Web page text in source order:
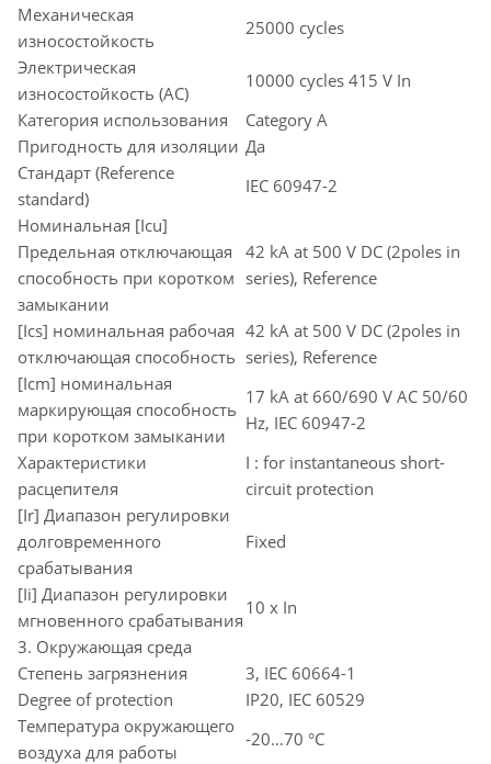
Механическая
износостойкость
25000 cycles
Электрическая
износостойкость (AC)
10000 cycles 415 V In
Категория использования
Category A
Пригодность для изоляции Да
Стандарт (Reference
standard)
IEC 60947-2
Номинальная [Icu]
Предельная отключающая
способность при коротком
замыкании
42 kA at 500 V DC (2poles in
series), Reference
[Ics] номинальная рабочая
отключающая способность
42 kA at 500 V DC (2poles in
series), Reference
[Icm] номинальная
маркирующая способность
при коротком замыкании
17 kA at 660/690 V AC 50/60
Hz, IEC 60947-2
Характеристики
расцепителя
I : for instantaneous short-
circuit protection
[Ir] Диапазон регулировки
долговременного
срабатывания
Fixed
[Ii] Диапазон регулировки
мгновенного срабатывания
10 x In
3. Окружающая среда
Степень загрязнения
3, IEC 60664-1
Degree of protection
IP20, IEC 60529
Температура окружающего
воздуха для работы
-20…70 °C